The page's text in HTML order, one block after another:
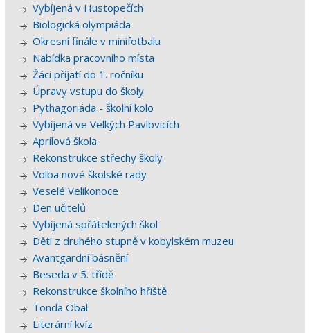
Vybíjená v Hustopečích
Biologická olympiáda
Okresní finále v minifotbalu
Nabídka pracovního místa
Žáci přijatí do 1. ročníku
Úpravy vstupu do školy
Pythagoriáda - školní kolo
Vybíjená ve Velkých Pavlovicích
Aprílová škola
Rekonstrukce střechy školy
Volba nové školské rady
Veselé Velikonoce
Den učitelů
Vybíjená spřátelených škol
Děti z druhého stupně v kobylském muzeu
Avantgardní básnění
Beseda v 5. třídě
Rekonstrukce školního hřiště
Tonda Obal
Literární kvíz